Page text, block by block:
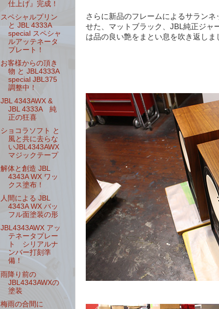
さらに新品のフレームによるサラン
せた、マットブラック、JBL純正ジャ
は品の良い艶をまとい息を吹き返しま
仕上げ』完成！
スペシャルプリン
と JBL 4333A
special スペシャ
ルアッテネータ
プレート！
お客様からの頂き
物 と JBL4333A
special JBL375
調整中！
JBL 4343AWX &
JBL 4333A 純
正の狂喜
ショコラソフト と
風と共に去らな
いJBL4343AWX
マジックテープ
解体と創造 JBL
4343A WX ワッ
クス塗布！
人間による JBL
4343A WX バッ
フル面塗装の形
JBL4343AWX アッ
テネータプレー
ト シリアルナ
ンバー打刻準
備！
雨降り前の
JBL4343AWXの
塗装
梅雨の合間に